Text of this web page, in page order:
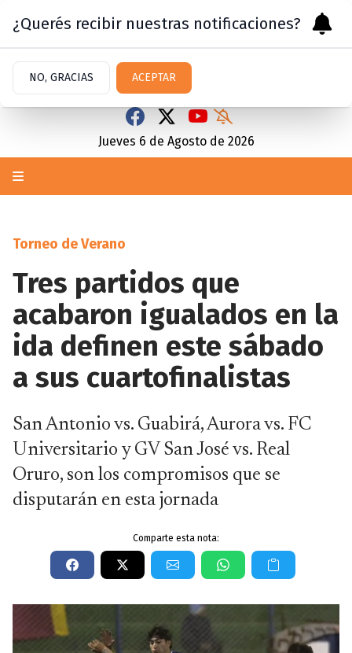
Jueves 6 de Agosto de 2026
Torneo de Verano
Tres partidos que
acabaron igualados en la
ida definen este sábado
a sus cuartofinalistas
San Antonio vs. Guabirá, Aurora vs. FC
Universitario y GV San José vs. Real
Oruro, son los compromisos que se
disputarán en esta jornada
Comparte esta nota:
¿Querés recibir nuestras notificaciones?
NO, GRACIAS ACEPTAR